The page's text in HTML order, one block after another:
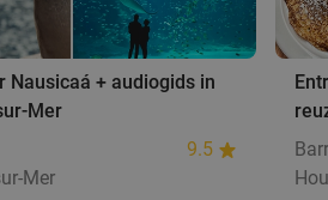
Nausicaá + audiogids in
Mer
9.5
Mer